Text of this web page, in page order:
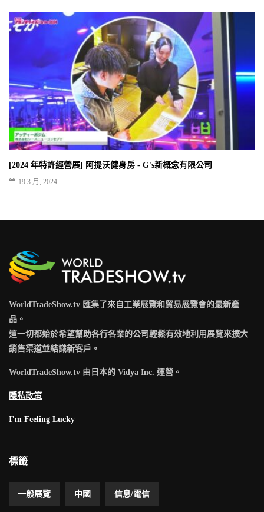
[2024 年特許經營展] 阿提沃健身房 - G's新概念有限公司
19 3 月, 2024
WorldTradeShow.tv 匯集了來自工業展覽和貿易展覽會的最新產
品。
這一切都始於希望幫助各行各業的公司輕鬆有效地利用展覽來擴大
銷售渠道並結識新客戶。
WorldTradeShow.tv 由日本的 Vidya Inc. 運營。
隱私政策
I’m Feeling Lucky
標籤
一般展覽 中國 信息/電信